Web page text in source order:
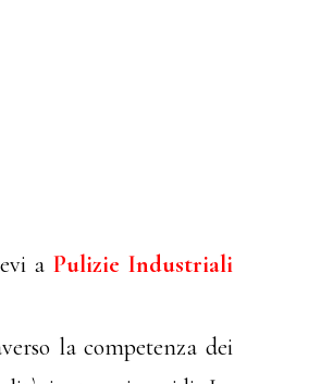
a Pulizie Industriali
la competenza dei